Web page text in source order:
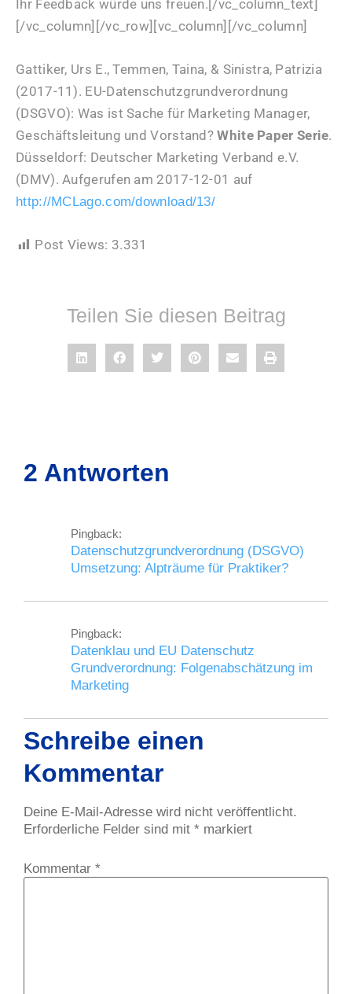
Ihr Feedback würde uns freuen.[/vc_column_text]
[/vc_column][/vc_row][vc_column][/vc_column]
Gattiker, Urs E., Temmen, Taina, & Sinistra, Patrizia
(2017-11). EU-Datenschutzgrundverordnung
(DSGVO): Was ist Sache für Marketing Manager,
Geschäftsleitung und Vorstand?White Paper Serie.
Düsseldorf: Deutscher Marketing Verband e.V.
(DMV). Aufgerufen am 2017-12-01 auf
http://MCLago.com/download/13/
Post Views: 3.331
Teilen Sie diesen Beitrag
2 Antworten
Pingback:
Datenschutzgrundverordnung (DSGVO)
Umsetzung: Alpträume für Praktiker?
Pingback:
Datenklau und EU Datenschutz
Grundverordnung: Folgenabschätzung im
Marketing
Schreibe einen
Kommentar
Deine E-Mail-Adresse wird nicht veröffentlicht.
Erforderliche Felder sind mit * markiert
Kommentar *